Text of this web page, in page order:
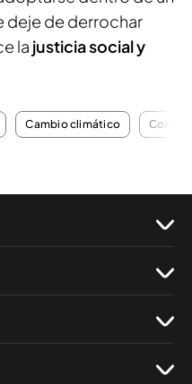
deje de derrochar
la justicia social y
Cambio climático